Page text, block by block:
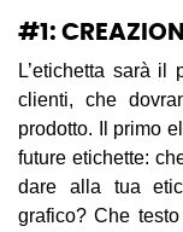
#1:
L’etichetta sarà
clienti, che
prodotto. Il primo
future etichette:
dare alla tua
grafico? Che